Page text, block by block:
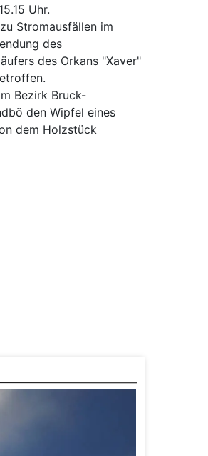
Uhr.
Stromausfällen im
des
des Orkans "Xaver"
Bezirk Bruck-
den Wipfel eines
dem Holzstück